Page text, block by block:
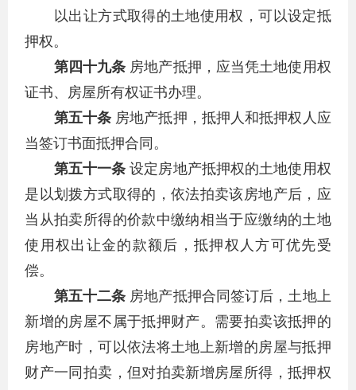
以出让方式取得的土地使用权，可以设定抵
押权。
第四十九条 房地产抵押，应当凭土地使用权
证书、房屋所有权证书办理。
第五十条 房地产抵押，抵押人和抵押权人应
当签订书面抵押合同。
第五十一条 设定房地产抵押权的土地使用权
是以划拨方式取得的，依法拍卖该房地产后，应
当从拍卖所得的价款中缴纳相当于应缴纳的土地
使用权出让金的款额后，抵押权人方可优先受
偿。
第五十二条 房地产抵押合同签订后，土地上
新增的房屋不属于抵押财产。需要拍卖该抵押的
房地产时，可以依法将土地上新增的房屋与抵押
财产一同拍卖，但对拍卖新增房屋所得，抵押权